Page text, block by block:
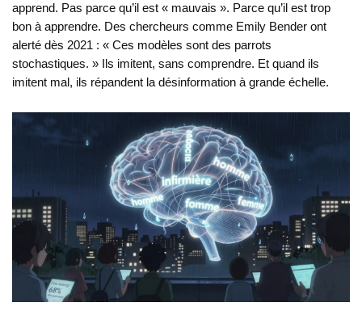
apprend. Pas parce qu’il est « mauvais ». Parce qu’il est trop
bon à apprendre. Des chercheurs comme Emily Bender ont
alerté dès 2021 : « Ces modèles sont des parrots
stochastiques. » Ils imitent, sans comprendre. Et quand ils
imitent mal, ils répandent la désinformation à grande échelle.